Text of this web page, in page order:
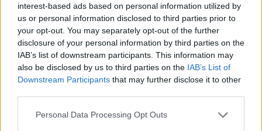
interest-based ads based on personal information utilized by
us or personal information disclosed to third parties prior to
your opt-out. You may separately opt-out of the further
disclosure of your personal information by third parties on the
IAB’s list of downstream participants. This information may
also be disclosed by us to third parties on the IAB’s List of
Downstream Participants that may further disclose it to other
Personal Data Processing Opt Outs
Zpravodajství
Středočeský kraj upravil pravidla soutěže.
Obce nově získají body i za předcházení
vzniku odpadu